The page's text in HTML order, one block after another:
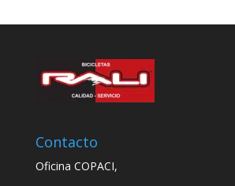
Contacto
Oficina COPACI,